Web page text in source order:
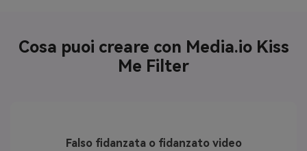
Cosa puoi creare con Media.io Kiss
Me Filter
Falso fidanzata o fidanzato video